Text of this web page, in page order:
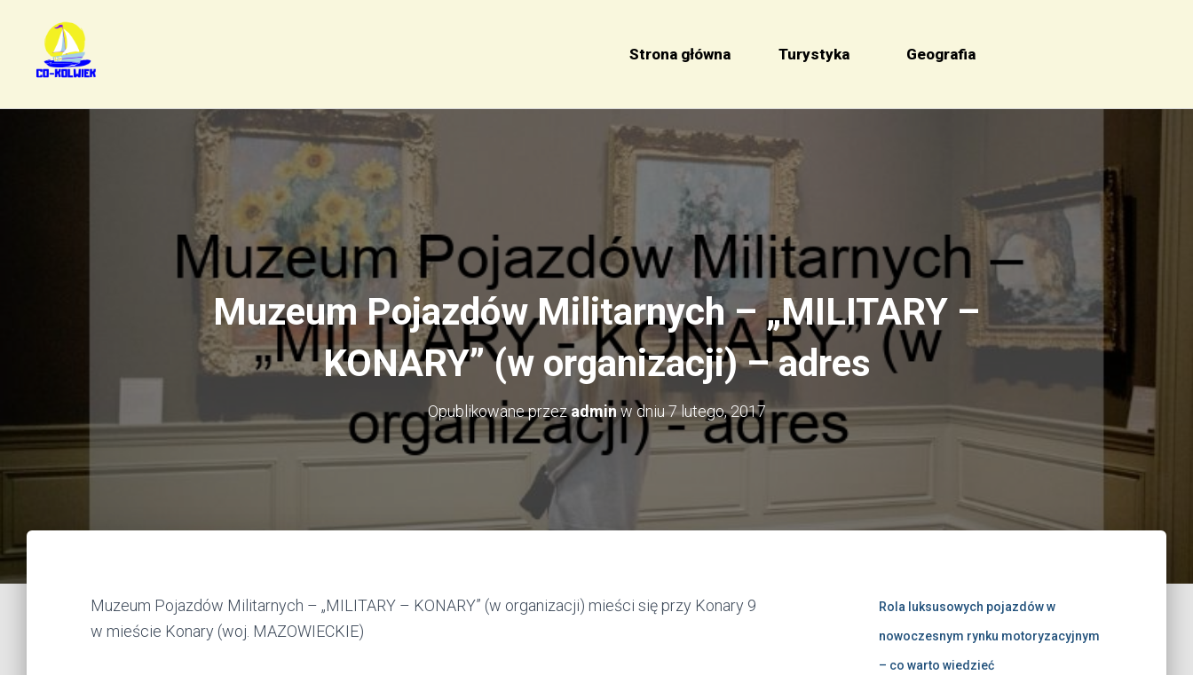
Strona główna Turystyka Geografia
Muzeum Pojazdów Militarnych – „MILITARY –
KONARY” (w organizacji) – adres
Opublikowane przezadmin w dniu7 lutego, 2017
Muzeum Pojazdów Militarnych – „MILITARY – KONARY” (w organizacji) mieści się przy Konary 9
w mieście Konary (woj. MAZOWIECKIE)
Rola luksusowych pojazdów w
nowoczesnym rynku motoryzacyjnym
– co warto wiedzieć